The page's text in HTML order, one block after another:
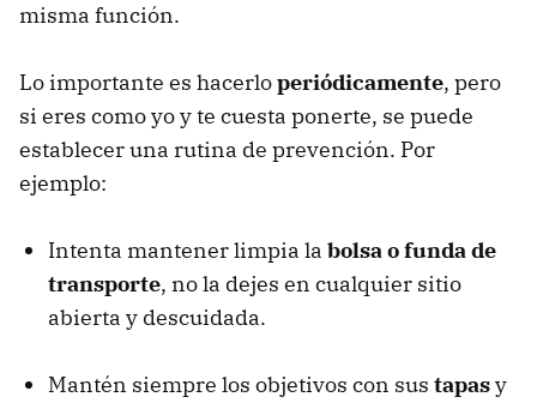
misma función.
Lo importante es hacerloperiódicamente, pero
si eres como yo y te cuesta ponerte, se puede
establecer una rutina de prevención. Por
ejemplo:
Intenta mantener limpia la bolsa o funda de
transporte, no la dejes en cualquier sitio
abierta y descuidada.
Mantén siempre los objetivos con sus tapasy